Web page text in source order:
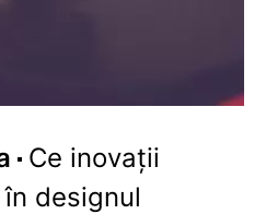
Ce inovații
designul